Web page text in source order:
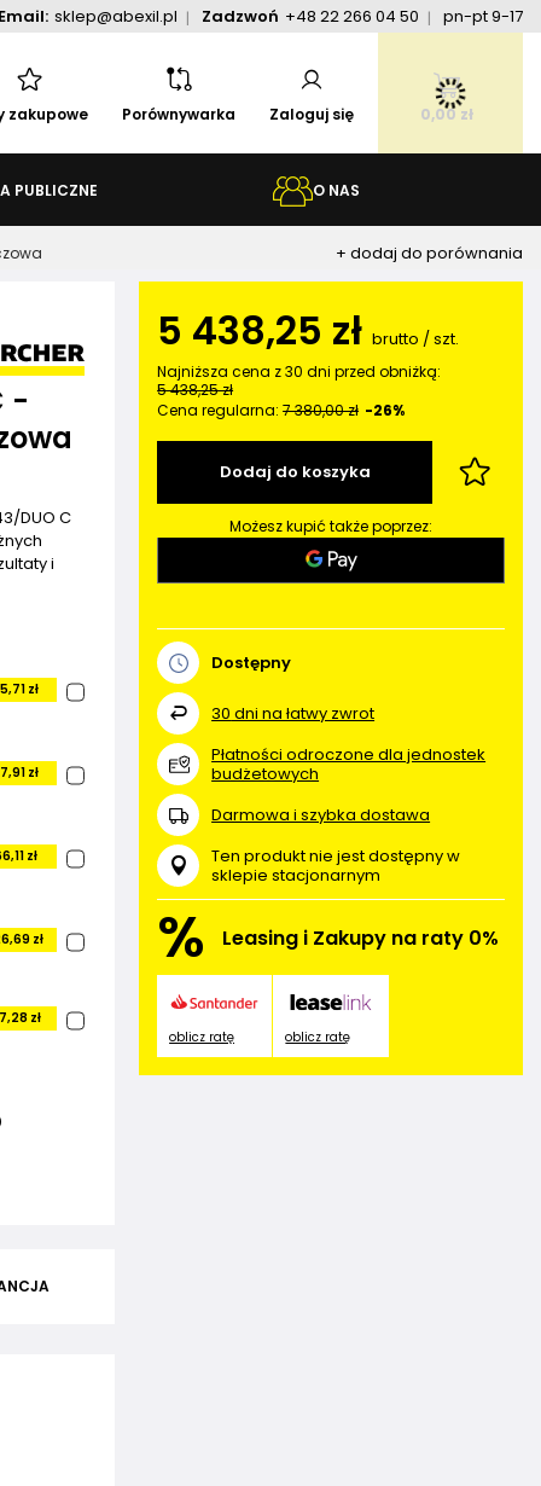
Email: sklep@abexil.pl Zadzwoń +48 22 266 04 50 pn-pt 9-17
zakupowe Porównywarka Zaloguj się 0,00 zł
PUBLICZNE O NAS
+ dodaj do porównania
-
DUO C
i
zł
zł
zł
zł
zł
5 438,25 zł brutto /szt.
Najniższa cena z 30 dni przed obniżką:
5 438,25 zł
Cena regularna:7 380,00 zł -26%
Dodaj do koszyka
Możesz kupić także poprzez:
Dostępny
30 dni na łatwy zwrot
Płatności odroczone dla jednostek
budżetowych
Darmowa i szybka dostawa
Ten produkt nie jest dostępny w
sklepie stacjonarnym
% Leasing i Zakupy na raty 0%
oblicz ratę oblicz ratę